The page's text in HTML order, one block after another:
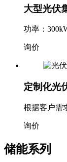
大型光伏
功率：
询价
定制化光
根据客户需
询价
储能系列